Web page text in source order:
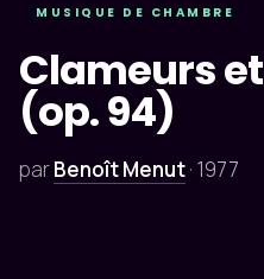
MUSIQUE DE CHAMBRE
Clameurs
(op. 94)
parBenoît Menut· 1977